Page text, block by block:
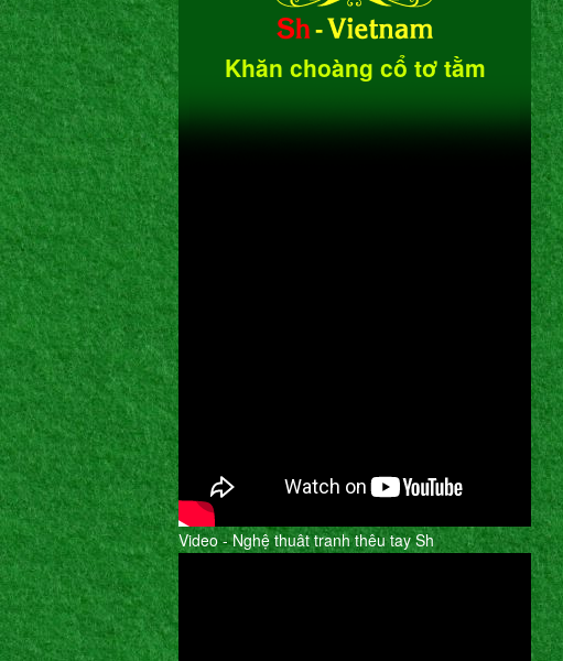
Khăn choàng cổ tơ tằm
Video - Nghệ thuât tranh thêu tay Sh